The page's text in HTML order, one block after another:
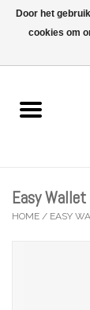
Wenskaarten
Lifestyle
Easy Wallet
HOME / EASY
Door het
cookies om
Wij